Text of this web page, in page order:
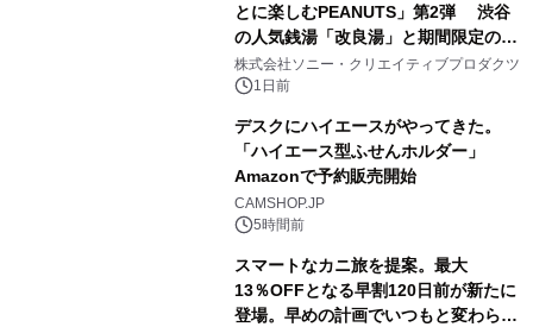
とに楽しむPEANUTS」第2弾 渋谷
の人気銭湯「改良湯」と期間限定のコ
ラボレーション サウナイキタイコラ
ボグッズも発売決定！
株式会社ソニー・クリエイティブプロダクツ
1日前
デスクにハイエースがやってきた。
「ハイエース型ふせんホルダー」
Amazonで予約販売開始
CAMSHOP.JP
5時間前
スマートなカニ旅を提案。最大
13％OFFとなる早割120日前が新たに
登場。早めの計画でいつもと変わらぬ